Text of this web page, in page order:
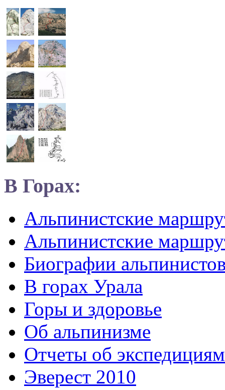
В Горах:
Альпинистские
Альпинистские
Биографии
В горах Урала
Горы и здоровье
Об альпинизме
Отчеты об экспедициям
Эверест 2010